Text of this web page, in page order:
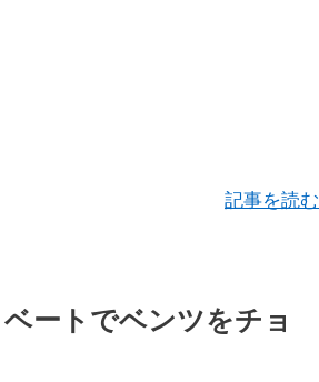
記事を読む
ートでベンツをチョ